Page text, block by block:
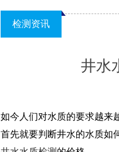
检测资讯
井水
如今人们对水质的要求越来
首先就要判断井水的水质如